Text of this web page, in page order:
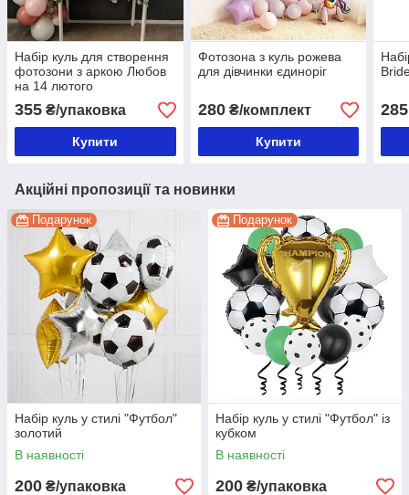
Набір куль для створення
фотозони з аркою Любов
на 14 лютого
355 ₴/упаковка
Купити
Фотозона з куль рожева
для дівчинки єдиноріг
280₴/комплект
Купити
285
Акційні пропозиції та новинки
Подарунок
Набір куль у стилі "Футбол"
золотий
В наявності
200 ₴/упаковка
Подарунок
Набір куль у стилі "Футбол" із
кубком
В наявності
200 ₴/упаковка